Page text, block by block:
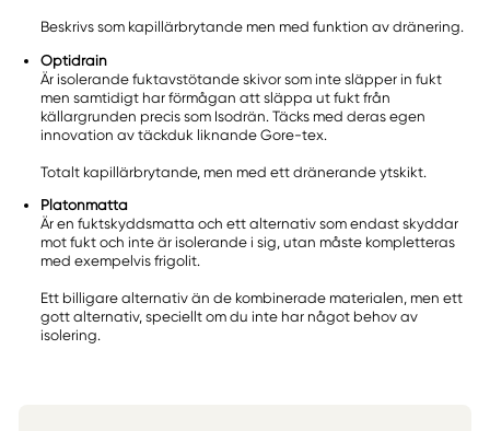
Beskrivs som kapillärbrytande men med funktion av dränering.
Optidrain
Är isolerande fuktavstötande skivor som inte släpper in fukt
men samtidigt har förmågan att släppa ut fukt från
källargrunden precis som Isodrän. Täcks med deras egen
innovation av täckduk liknande Gore-tex.
Totalt kapillärbrytande, men med ett dränerande ytskikt.
Platonmatta
Är en fuktskyddsmatta och ett alternativ som endast skyddar
mot fukt och inte är isolerande i sig, utan måste kompletteras
med exempelvis frigolit.
Ett billigare alternativ än de kombinerade materialen, men ett
gott alternativ, speciellt om du inte har något behov av
isolering.